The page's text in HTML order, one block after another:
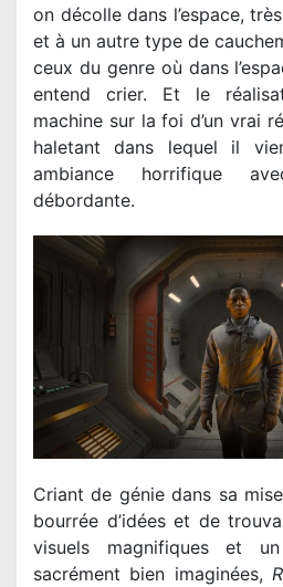
on décolle dans l’espace,
et à un autre type de
ceux du genre où dans
entend crier. Et le
machine sur la foi d’un vrai
haletant dans lequel il
ambiance horrifique
débordante.
Criant de génie dans sa
bourrée d’idées et de
visuels magnifiques et
sacrément bien imaginées,